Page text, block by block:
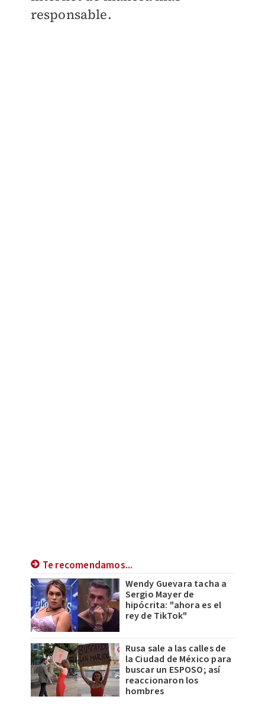
responsable.
Te recomendamos...
Wendy Guevara tacha a
Sergio Mayer de
hipócrita: "ahora es el
rey de TikTok"
Rusa sale a las calles de
la Ciudad de México para
buscar un ESPOSO; así
reaccionaron los
hombres